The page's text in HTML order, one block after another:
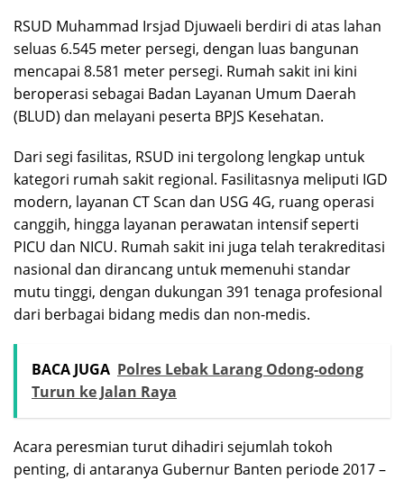
RSUD Muhammad Irsjad Djuwaeli berdiri di atas lahan
seluas 6.545 meter persegi, dengan luas bangunan
mencapai 8.581 meter persegi. Rumah sakit ini kini
beroperasi sebagai Badan Layanan Umum Daerah
(BLUD) dan melayani peserta BPJS Kesehatan.
Dari segi fasilitas, RSUD ini tergolong lengkap untuk
kategori rumah sakit regional. Fasilitasnya meliputi IGD
modern, layanan CT Scan dan USG 4G, ruang operasi
canggih, hingga layanan perawatan intensif seperti
PICU dan NICU. Rumah sakit ini juga telah terakreditasi
nasional dan dirancang untuk memenuhi standar
mutu tinggi, dengan dukungan 391 tenaga profesional
dari berbagai bidang medis dan non-medis.
BACA JUGA Polres Lebak Larang Odong-odong
Turun ke Jalan Raya
Acara peresmian turut dihadiri sejumlah tokoh
penting, di antaranya Gubernur Banten periode 2017 –